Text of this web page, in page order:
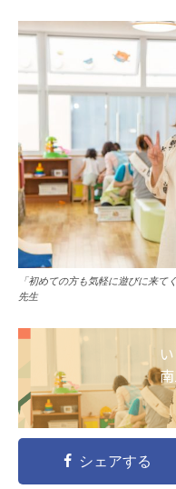
「初めての方も気軽に遊びに来
先生
シェアする